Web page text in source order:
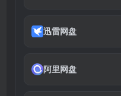
迅雷网盘
阿里网盘